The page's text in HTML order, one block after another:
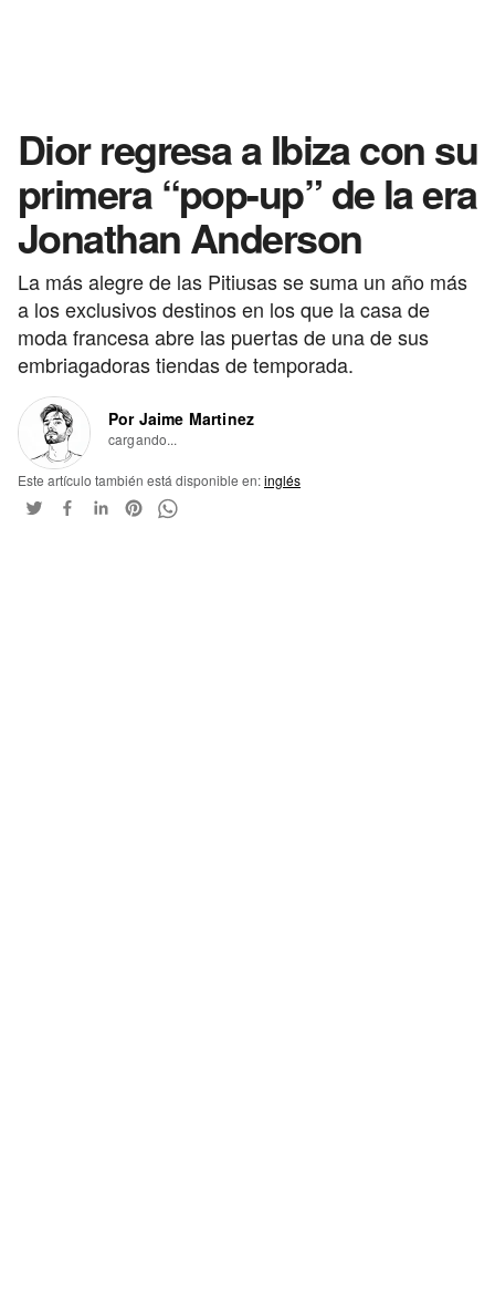
Dior regresa a Ibiza con su
primera “pop-up” de la era
Jonathan Anderson
La más alegre de las Pitiusas se suma un año más
a los exclusivos destinos en los que la casa de
moda francesa abre las puertas de una de sus
embriagadoras tiendas de temporada.
Por Jaime Martinez
cargando...
Este artículo también está disponible en:inglés